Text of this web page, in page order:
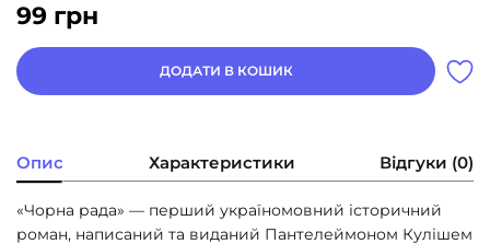
99 грн
ДОДАТИ В КОШИК
Опис Характеристики Відгуки (0)
«Чорна рада» — перший україномовний історичний
роман, написаний та виданий Пантелеймоном Кулішем